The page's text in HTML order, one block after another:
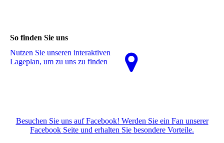
So finden Sie uns
Nutzen Sie unseren interaktiven
La­ge­plan, um zu uns zu finden
Besuchen Sie uns auf Facebook! Werden Sie ein Fan unserer
Facebook Seite und erhalten Sie besondere Vorteile.